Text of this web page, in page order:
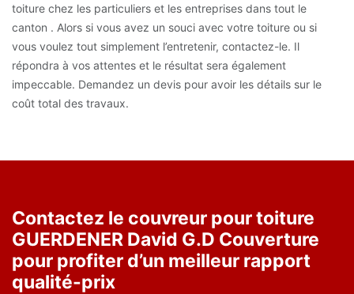
toiture chez les particuliers et les entreprises dans tout le
canton . Alors si vous avez un souci avec votre toiture ou si
vous voulez tout simplement l’entretenir, contactez-le. Il
répondra à vos attentes et le résultat sera également
impeccable. Demandez un devis pour avoir les détails sur le
coût total des travaux.
Contactez le couvreur pour toiture
GUERDENER David G.D Couverture
pour profiter d’un meilleur rapport
qualité-prix